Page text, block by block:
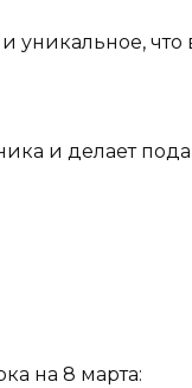
уникальное,
и делает
на 8 марта: